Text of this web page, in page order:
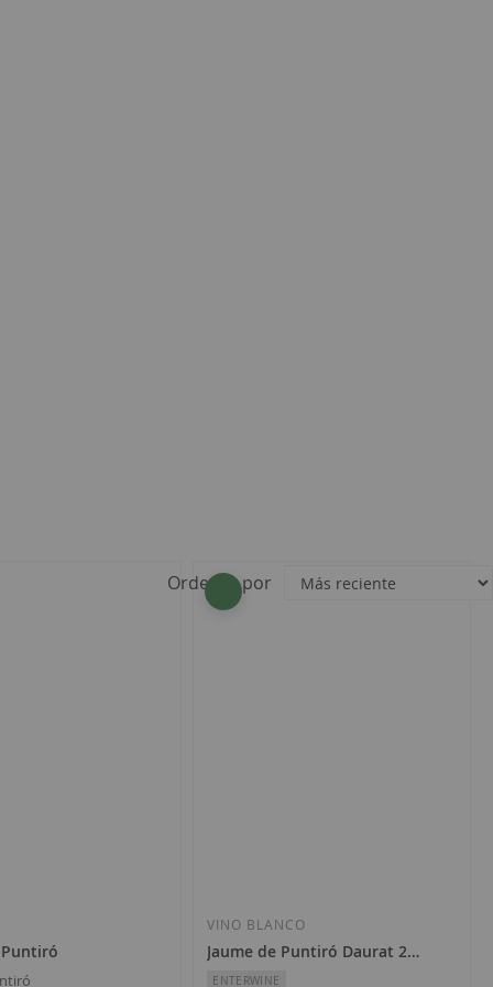
Ordenar por
VINO BLANCO
Jaume de Puntiró Daurat 2023
ENTERWINE